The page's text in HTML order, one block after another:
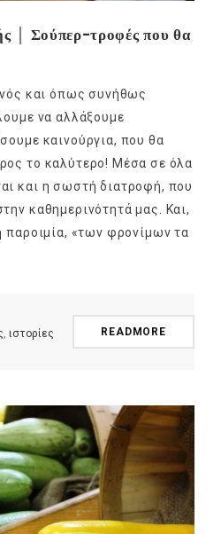
│ Σούπερ-τροφές που θα
και όπως συνήθως
να αλλάξουμε
καινούργια, που θα
το καλύτερο! Μέσα σε όλα
και η σωστή διατροφή, που
καθημερινότητά μας. Και,
παροιμία, «των φρονίμων τα
ιστορίες
READMORE